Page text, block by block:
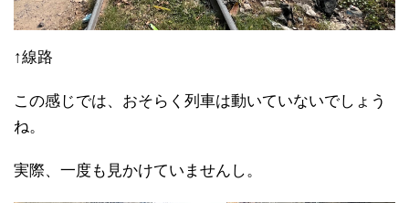
↑線路
この感じでは、おそらく列車は動いていないでしょう
ね。
実際、一度も見かけていませんし。